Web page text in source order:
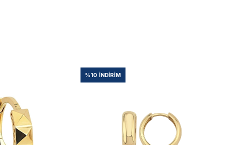
%10 İNDIRIM